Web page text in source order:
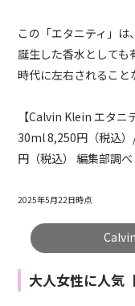
この「エタニティ」
誕生した香水としても
時代に左右されること
【Calvin Kleinエタニ
30ml 8,250円（税込
円（税込） 編集部調べ
2025年5月22日時点
大人女性に人気